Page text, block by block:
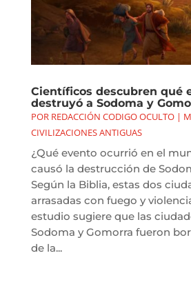
Científicos descubren qué
destruyó a Sodoma y
POR REDACCIÓN CODIGO OCULTO|
CIVILIZACIONES ANTIGUAS
¿Qué evento ocurrió en el
causó la destrucción de
Según la Biblia, estas dos
arrasadas con fuego y
estudio sugiere que las
Sodoma y Gomorra fueron
de la...